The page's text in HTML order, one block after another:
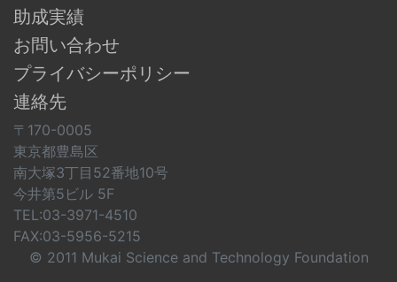
助成実績
お問い合わせ
プライバシーポリシー
連絡先
〒170-0005
東京都豊島区
南大塚3丁目52番地10号
今井第5ビル 5F
TEL:03-3971-4510
FAX:03-5956-5215
© 2011 Mukai Science and Technology Foundation